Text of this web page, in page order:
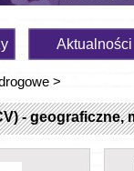
Aktualności
>
- geograficzne,